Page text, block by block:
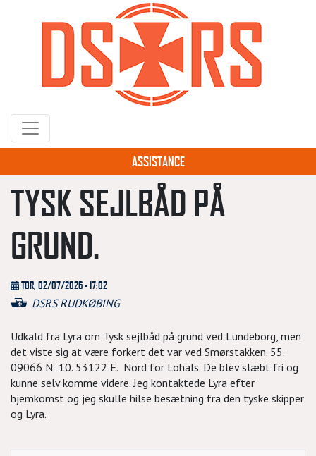
hovedindhold
ASSISTANCE
TYSK SEJLBÅD PÅ
GRUND.
TOR, 02/07/2026 - 17:02
DSRS RUDKØBING
Udkald fra Lyra om Tysk sejlbåd på grund ved Lundeborg, men
det viste sig at være forkert det var ved Smørstakken. 55.
09066 N 10. 53122 E. Nord for Lohals. De blev slæbt fri og
kunne selv komme videre. Jeg kontaktede Lyra efter
hjemkomst og jeg skulle hilse besætning fra den tyske skipper
og Lyra.